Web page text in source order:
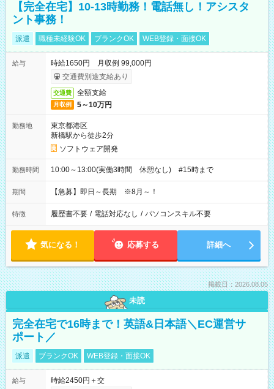
【完全在宅】10-13時勤務！電話無し！アシスタ
ント事務！
派遣 職種未経験OK ブランクOK WEB登録・面接OK
給与
時給1650円 月収例 99,000円
交通費別途支給あり
交通費 全額支給
月収例 5～10万円
勤務地
東京都港区
新橋駅から徒歩2分
ソフトウェア開発
勤務時間 10:00～13:00(実働3時間 休憩なし) #15時まで
期間 【急募】即日～長期 ※8月～！
特徴 履歴書不要 / 電話対応なし / パソコンスキル不要
気になる！ 応募する 詳細へ
掲載日：2026.08.05
未読
完全在宅で16時まで！英語&日本語＼EC運営サ
ポート／
派遣 ブランクOK WEB登録・面接OK
給与
時給2450円＋交